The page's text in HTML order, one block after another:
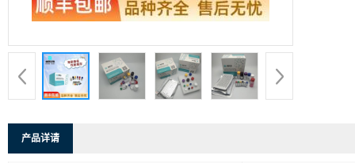
产品详请